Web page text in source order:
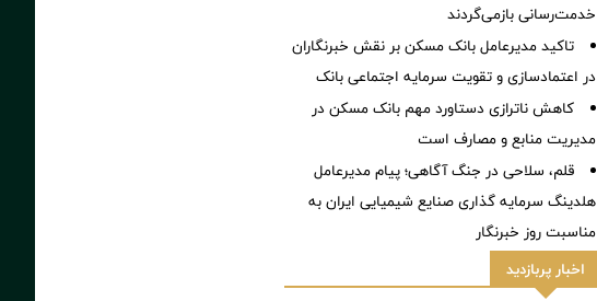
خدمت‌رسانی بازمی‌گردند
تاکید مدیرعامل بانک مسکن بر نقش خبرنگاران
در اعتمادسازی و تقویت سرمایه اجتماعی بانک
کاهش ناترازی دستاورد مهم بانک مسکن در
مدیریت منابع و مصارف است
قلم، سلاحی در جنگ آگاهی؛ پیام مدیرعامل
هلدینگ سرمایه گذاری صنایع شیمیایی ایران به
مناسبت روز خبرنگار
اخبار پربازدید